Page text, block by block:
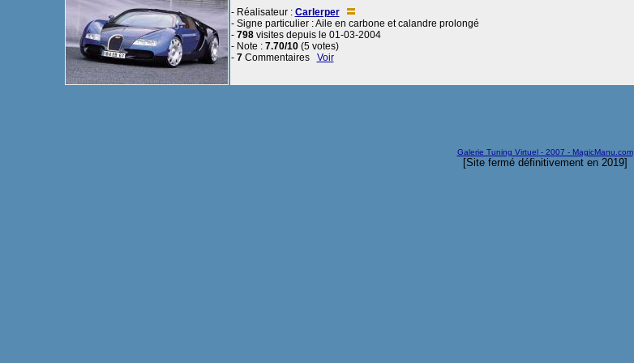
- Réalisateur : Carlerper
- Signe particulier : Aile en carbone et calandre prolongé
- 798visites depuis le 01-03-2004
- Note : 7.70/10(5 votes)
- 7Commentaires Voir
Galerie Tuning Virtuel - 2007 - MagicManu.com
[Site fermé définitivement en 2019]